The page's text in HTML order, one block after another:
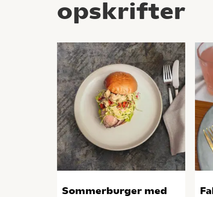
opskrifter
Sommerburger med